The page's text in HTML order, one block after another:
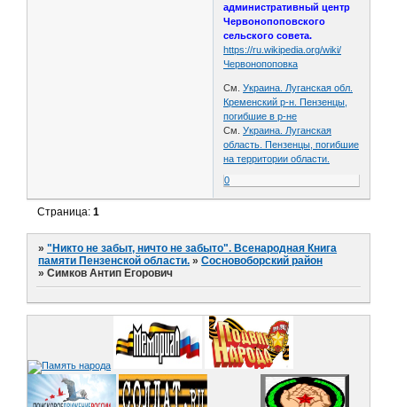
административный центр
Червонопоповского
сельского совета.
https://ru.wikipedia.org/wiki/
Червонопоповка
См.Украина. Луганская обл.
Кременский р-н. Пензенцы,
погибшие в р-не
См.Украина. Луганская
область. Пензенцы, погибшие
на территории области.
0
Страница:1
»"Никто не забыт, ничто не забыто". Всенародная Книга
памяти Пензенской области. »Сосновоборский район
»Симков Антип Егорович